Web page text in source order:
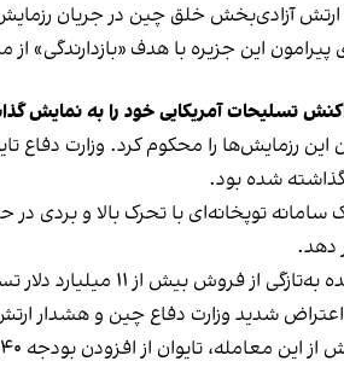
ارتش آزادی‌بخش خلق چین در جریان
این جزیره با هدف «بازدارندگی»
تسلیحات آمریکایی خود را به نمایش
این رزمایش‌ها را محکوم کرد. وزارت
شده بود.
دهد.
دلار تسلیحات به تایوان خبر داده است. این بسته تسلیحاتی، بزرگترین خرید سلاح در تاریخ تایوان به شمار می‌آید.
اعتراض شدید وزارت دفاع چین و هشدار